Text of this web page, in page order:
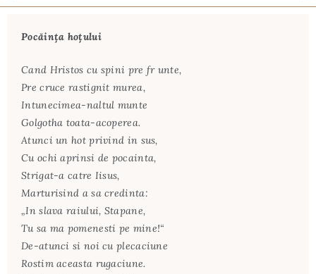
Pocăința hoțului
Cand Hristos cu spini pre fr unte,
Pre cruce rastignit murea,
Intunecimea-naltul munte
Golgotha toata-acoperea.
Atunci un hot privind in sus,
Cu ochi aprinsi de pocainta,
Strigat-a catre Iisus,
Marturisind a sa credinta:
„In slava raiului, Stapane,
Tu sa ma pomenesti pe mine!“
De-atunci si noi cu plecaciune
Rostim aceasta rugaciune.